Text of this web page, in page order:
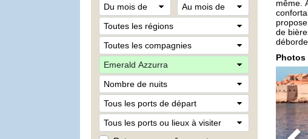
même.
de
Photos